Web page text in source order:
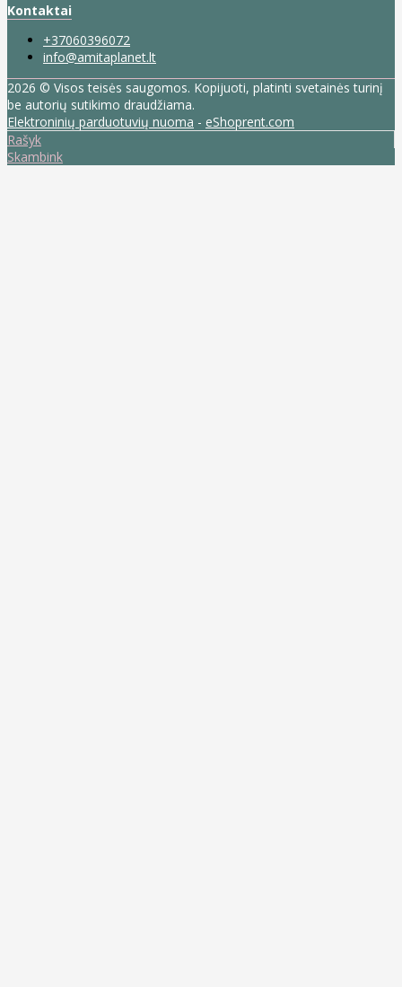
Kontaktai
+37060396072
info@amitaplanet.lt
2026 © Visos teisės saugomos. Kopijuoti, platinti svetainės turinį
be autorių sutikimo draudžiama.
Elektroninių parduotuvių nuoma - eShoprent.com
Rašyk
Skambink